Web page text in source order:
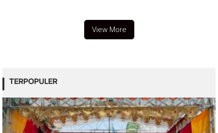
View More
TERPOPULER